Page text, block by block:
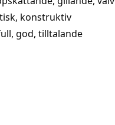
, konstruktiv
, god, tilltalande